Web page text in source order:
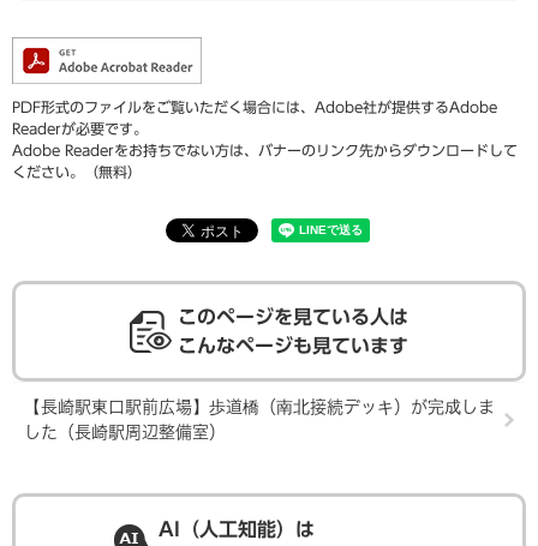
PDF形式のファイルをご覧いただく場合には、Adobe社が提供するAdobe
Readerが必要です。
Adobe Readerをお持ちでない方は、バナーのリンク先からダウンロードして
ください。（無料）
このページを見ている人は
こんなページも見ています
【長崎駅東口駅前広場】歩道橋（南北接続デッキ）が完成しま
した（長崎駅周辺整備室）
AI（人工知能）は